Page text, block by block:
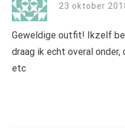
23 oktober
Geweldige outfit! Ikzelf
draag ik echt overal
etc